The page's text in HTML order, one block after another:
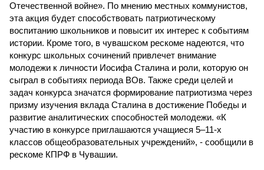
Отечественной войне». По мнению местных коммунистов,
эта акция будет способствовать патриотическому
воспитанию школьников и повысит их интерес к событиям
истории. Кроме того, в чувашском рескоме надеются, что
конкурс школьных сочинений привлечет внимание
молодежи к личности Иосифа Сталина и роли, которую он
сыграл в событиях периода ВОв. Также среди целей и
задач конкурса значатся формирование патриотизма через
призму изучения вклада Сталина в достижение Победы и
развитие аналитических способностей молодежи. «К
участию в конкурсе приглашаются учащиеся 5–11-х
классов общеобразовательных учреждений», - сообщили в
рескоме КПРФ в Чувашии.